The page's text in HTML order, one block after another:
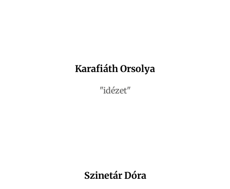
Karafiáth Orsolya
"idézet"
Szinetár Dóra